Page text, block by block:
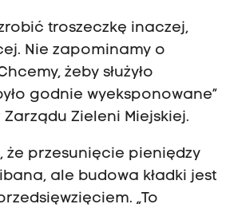
troszeczkę inaczej,
Nie zapominamy o
żeby służyło
godnie wyeksponowane”
Zieleni Miejskiej.
że przesunięcie pieniędzy
ale budowa kładki jest
„To